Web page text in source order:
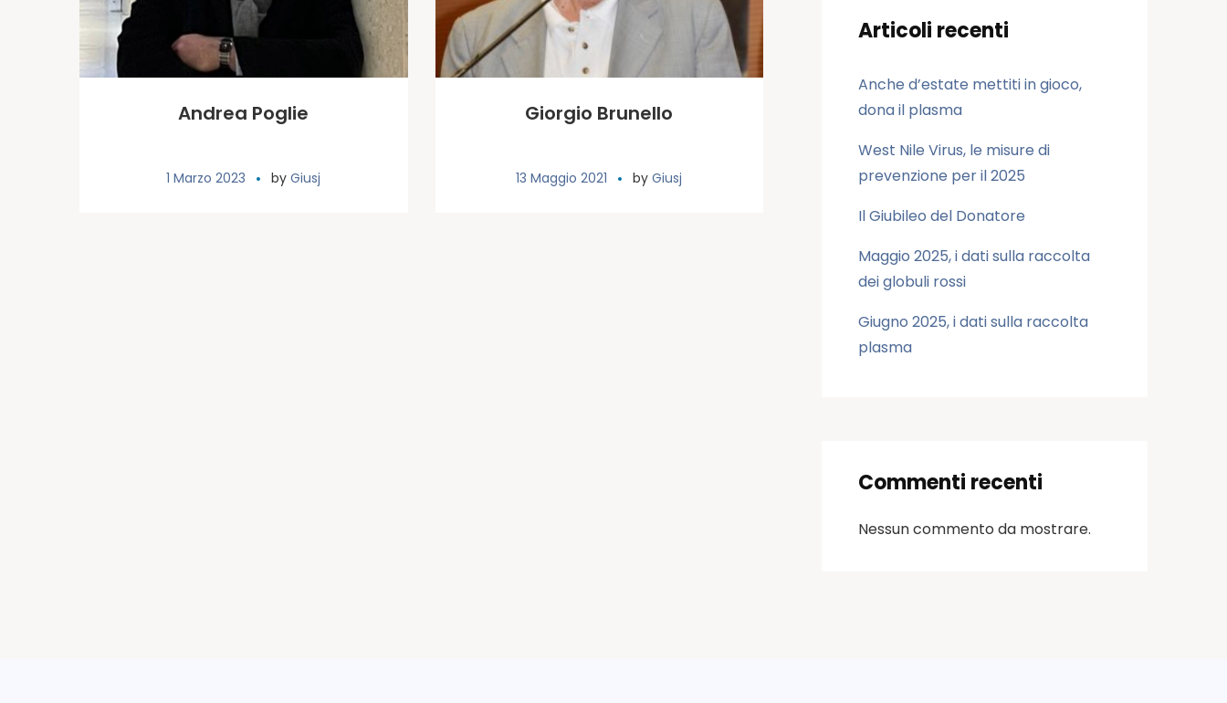
Andrea Poglie
1 Marzo 2023 byGiusj
Giorgio Brunello
13 Maggio 2021 byGiusj
Articoli recenti
Anche d’estate mettiti in gioco,
dona il plasma
West Nile Virus, le misure di
prevenzione per il 2025
Il Giubileo del Donatore
Maggio 2025, i dati sulla raccolta
dei globuli rossi
Giugno 2025, i dati sulla raccolta
plasma
Commenti recenti
Nessun commento da mostrare.